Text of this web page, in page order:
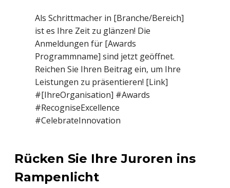
Als Schrittmacher in [Branche/Bereich]
ist es Ihre Zeit zu glänzen! Die
Anmeldungen für [Awards
Programmname] sind jetzt geöffnet.
Reichen Sie Ihren Beitrag ein, um Ihre
Leistungen zu präsentieren! [Link]
#[IhreOrganisation] #Awards
#RecogniseExcellence
#CelebrateInnovation
Rücken Sie Ihre Juroren ins
Rampenlicht